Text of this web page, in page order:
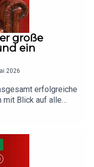
große
ein
2026
erfolgreiche
mit Blick auf alle
vor der
und Marc auf die
#bundesliga